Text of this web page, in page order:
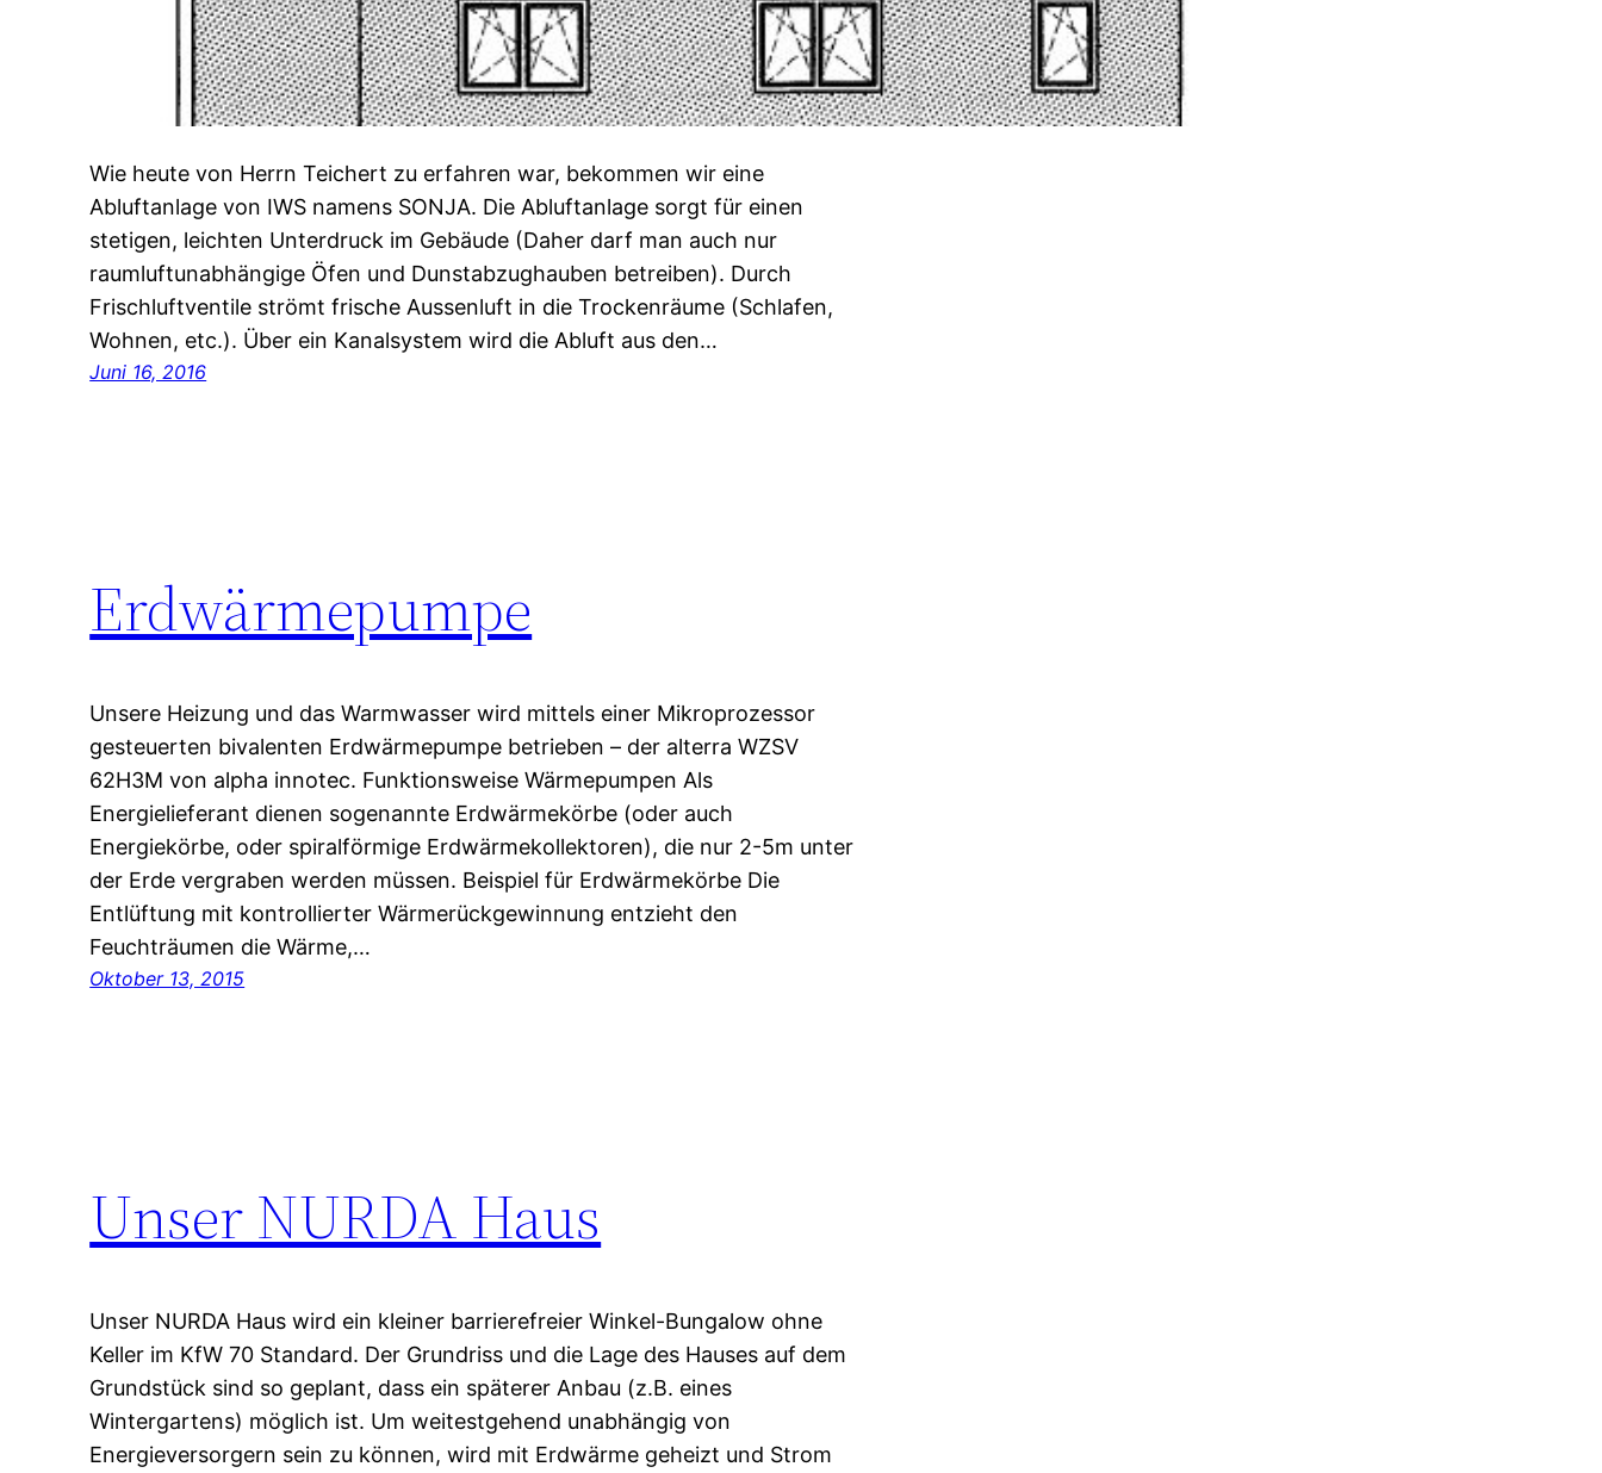
Wie heute von Herrn Teichert zu erfahren war, bekommen wir eine
Abluftanlage von IWS namens SONJA. Die Abluftanlage sorgt für einen
stetigen, leichten Unterdruck im Gebäude (Daher darf man auch nur
raumluftunabhängige Öfen und Dunstabzughauben betreiben). Durch
Frischluftventile strömt frische Aussenluft in die Trockenräume (Schlafen,
Wohnen, etc.). Über ein Kanalsystem wird die Abluft aus den…
Juni 16, 2016
Erdwärmepumpe
Unsere Heizung und das Warmwasser wird mittels einer Mikroprozessor
gesteuerten bivalenten Erdwärmepumpe betrieben – der alterra WZSV
62H3M von alpha innotec. Funktionsweise Wärmepumpen Als
Energielieferant dienen sogenannte Erdwärmekörbe (oder auch
Energiekörbe, oder spiralförmige Erdwärmekollektoren), die nur 2-5m unter
der Erde vergraben werden müssen. Beispiel für Erdwärmekörbe Die
Entlüftung mit kontrollierter Wärmerückgewinnung entzieht den
Feuchträumen die Wärme,…
Oktober 13, 2015
Unser NURDA Haus
Unser NURDA Haus wird ein kleiner barrierefreier Winkel-Bungalow ohne
Keller im KfW 70 Standard. Der Grundriss und die Lage des Hauses auf dem
Grundstück sind so geplant, dass ein späterer Anbau (z.B. eines
Wintergartens) möglich ist. Um weitestgehend unabhängig von
Energieversorgern sein zu können, wird mit Erdwärme geheizt und Strom